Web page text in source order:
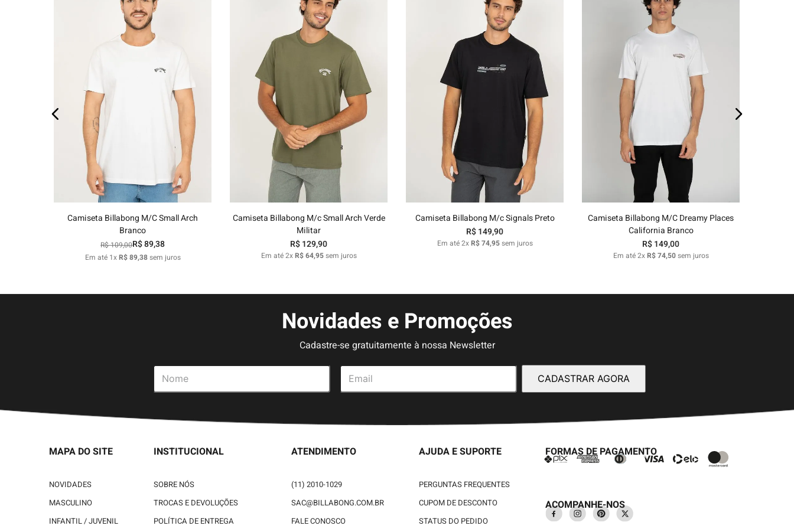
P
Adicionar ao carrinho
Camiseta Billabong M/C Small Arch
Branco
R$109,00R$89,38
Em até 1xR$89,38sem juros
P M GG
Adicionar ao carrinho
Camiseta Billabong M/c Small Arch Verde
Militar
R$129,90
Em até2xR$64,95sem juros
P GG
Adicionar ao carrinho
Camiseta Billabong M/c Signals Preto
R$149,90
Em até2xR$74,95sem juros
P GG
Adicionar ao carrinho
Camiseta Billabong M/C Dreamy Places
California Branco
R$149,00
Em até2xR$74,50sem juros
Novidades e Promoções
Cadastre-se gratuitamente à nossa Newsletter
CADASTRAR AGORA
MAPA DO SITE
NOVIDADES
MASCULINO
INFANTIL / JUVENIL
INSTITUCIONAL
SOBRE NÓS
TROCAS E DEVOLUÇÕES
POLÍTICA DE ENTREGA
ATENDIMENTO
(11) 2010-1029
SAC@BILLABONG.COM.BR
FALE CONOSCO
AJUDA E SUPORTE
PERGUNTAS FREQUENTES
CUPOM DE DESCONTO
STATUS DO PEDIDO
FORMAS DE PAGAMENTO
ACOMPANHE-NOS